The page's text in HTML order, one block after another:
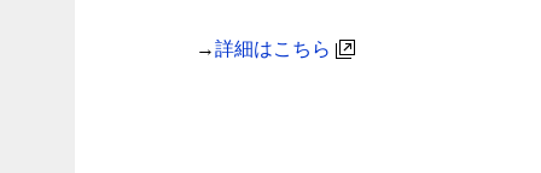
→詳細はこちら